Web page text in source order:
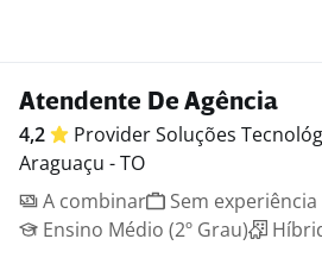
Atendente De Agência
4,2 Provider Soluções
Araguaçu - TO
A combinar
Sem experiência
Ensino Médio (2º Grau)